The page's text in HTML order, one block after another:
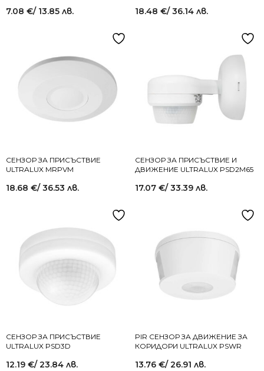
7.08 €/ 13.85 лв. 18.48 €/ 36.14 лв.
СЕНЗОР ЗА ПРИСЪСТВИЕ
ULTRALUX MRPVM
18.68 €/ 36.53 лв.
СЕНЗОР ЗА ПРИСЪСТВИЕ И
ДВИЖЕНИЕ ULTRALUX PSD2M65
17.07 €/ 33.39 лв.
СЕНЗОР ЗА ПРИСЪСТВИЕ
ULTRALUX PSD3D
12.19 €/ 23.84 лв.
PIR СЕНЗОР ЗА ДВИЖЕНИЕ ЗА
КОРИДОРИ ULTRALUX PSWR
13.76 €/ 26.91 лв.